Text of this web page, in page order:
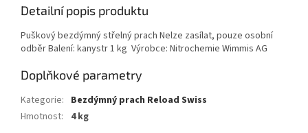
Detailní popis produktu
Puškový bezdýmný střelný prach Nelze zasílat, pouze osobní
odběr Balení: kanystr 1 kg Výrobce: Nitrochemie Wimmis AG
Doplňkové parametry
Kategorie: Bezdýmný prach Reload Swiss
Hmotnost: 4 kg